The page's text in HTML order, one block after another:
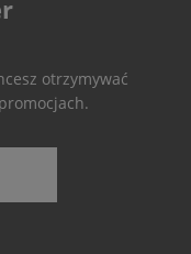
otrzymywać